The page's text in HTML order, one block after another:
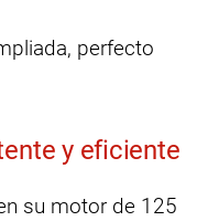
perfecto
y eficiente
su motor de 125